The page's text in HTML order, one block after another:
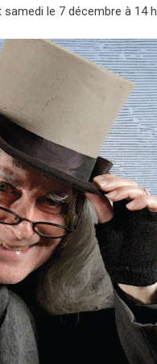
le 7 décembre à 14 h.